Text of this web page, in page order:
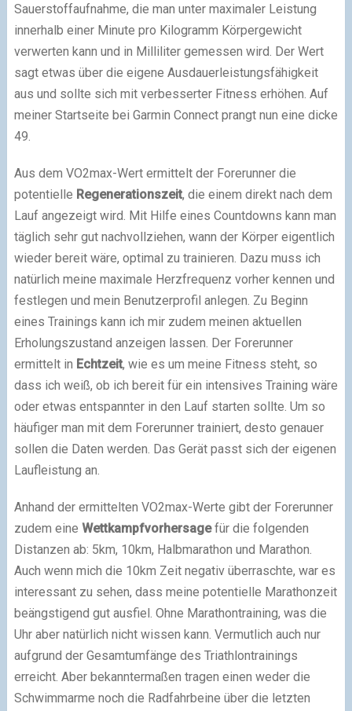
Sauerstoffaufnahme, die man unter maximaler Leistung
innerhalb einer Minute pro Kilogramm Körpergewicht
verwerten kann und in Milliliter gemessen wird. Der Wert
sagt etwas über die eigene Ausdauerleistungsfähigkeit
aus und sollte sich mit verbesserter Fitness erhöhen. Auf
meiner Startseite bei Garmin Connect prangt nun eine dicke
49.
Aus dem VO2max-Wert ermittelt der Forerunner die
potentielle Regenerationszeit, die einem direkt nach dem
Lauf angezeigt wird. Mit Hilfe eines Countdowns kann man
täglich sehr gut nachvollziehen, wann der Körper eigentlich
wieder bereit wäre, optimal zu trainieren. Dazu muss ich
natürlich meine maximale Herzfrequenz vorher kennen und
festlegen und mein Benutzerprofil anlegen. Zu Beginn
eines Trainings kann ich mir zudem meinen aktuellen
Erholungszustand anzeigen lassen. Der Forerunner
ermittelt in Echtzeit, wie es um meine Fitness steht, so
dass ich weiß, ob ich bereit für ein intensives Training wäre
oder etwas entspannter in den Lauf starten sollte. Um so
häufiger man mit dem Forerunner trainiert, desto genauer
sollen die Daten werden. Das Gerät passt sich der eigenen
Laufleistung an.
Anhand der ermittelten VO2max-Werte gibt der Forerunner
zudem eine Wettkampfvorhersagefür die folgenden
Distanzen ab: 5km, 10km, Halbmarathon und Marathon.
Auch wenn mich die 10km Zeit negativ überraschte, war es
interessant zu sehen, dass meine potentielle Marathonzeit
beängstigend gut ausfiel. Ohne Marathontraining, was die
Uhr aber natürlich nicht wissen kann. Vermutlich auch nur
aufgrund der Gesamtumfänge des Triathlontrainings
erreicht. Aber bekanntermaßen tragen einen weder die
Schwimmarme noch die Radfahrbeine über die letzten